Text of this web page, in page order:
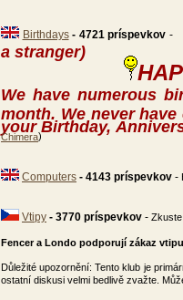
Birthdays - 4721 príspevkov -
a stranger)
We have numerous
month. We never
your Birthday,
Chimera)
Computers - 4143 príspevkov -
Vtipy - 3770 príspevkov -
Fencer a Londo podporují zákaz
Důležité upozornění: Tento klub je
ostatní diskusi velmi bedlivě zvažte.